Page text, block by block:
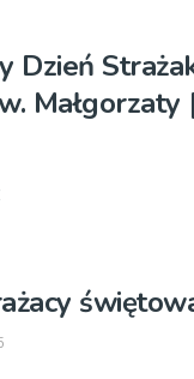
Dzień
Małgorzaty